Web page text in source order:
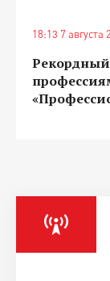
18:13 7 августа